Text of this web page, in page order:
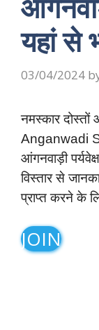
यहां से
03/04/2024
नमस्कार दोस्तों
Anganwadi
आंगनवाड़ी
विस्तार से
प्राप्त करने के
JOIN